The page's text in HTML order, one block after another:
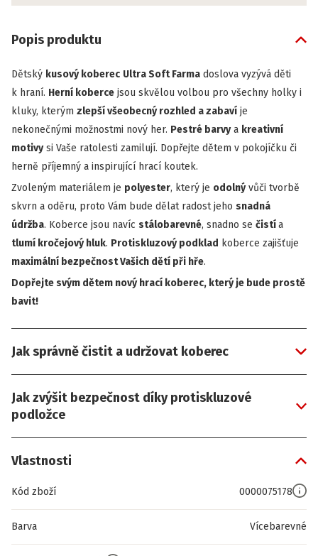
Popis produktu
Dětský kusový koberec Ultra Soft Farma doslova vyzývá děti
k hraní. Herní koberce jsou skvělou volbou pro všechny holky i
kluky, kterým zlepší všeobecný rozhled a zabaví je
nekonečnými možnostmi nový her. Pestré barvya kreativní
motivysi Vaše ratolesti zamilují. Dopřejte dětem v pokojíčku či
herně příjemný a inspirující hrací koutek.
Zvoleným materiálem je polyester, který je odolnývůči tvorbě
skvrn a oděru, proto Vám bude dělat radost jeho snadná
údržba. Koberce jsou navíc stálobarevné, snadno se čistía
tlumí kročejový hluk. Protiskluzový podklad koberce zajišťuje
maximální bezpečnost Vašich dětí při hře.
Dopřejte svým dětem nový hrací koberec, který je bude prostě
bavit!
Jak správně čistit a udržovat koberec
Jak zvýšit bezpečnost díky protiskluzové
podložce
Vlastnosti
Kód zboží 0000075178
Barva Vícebarevné